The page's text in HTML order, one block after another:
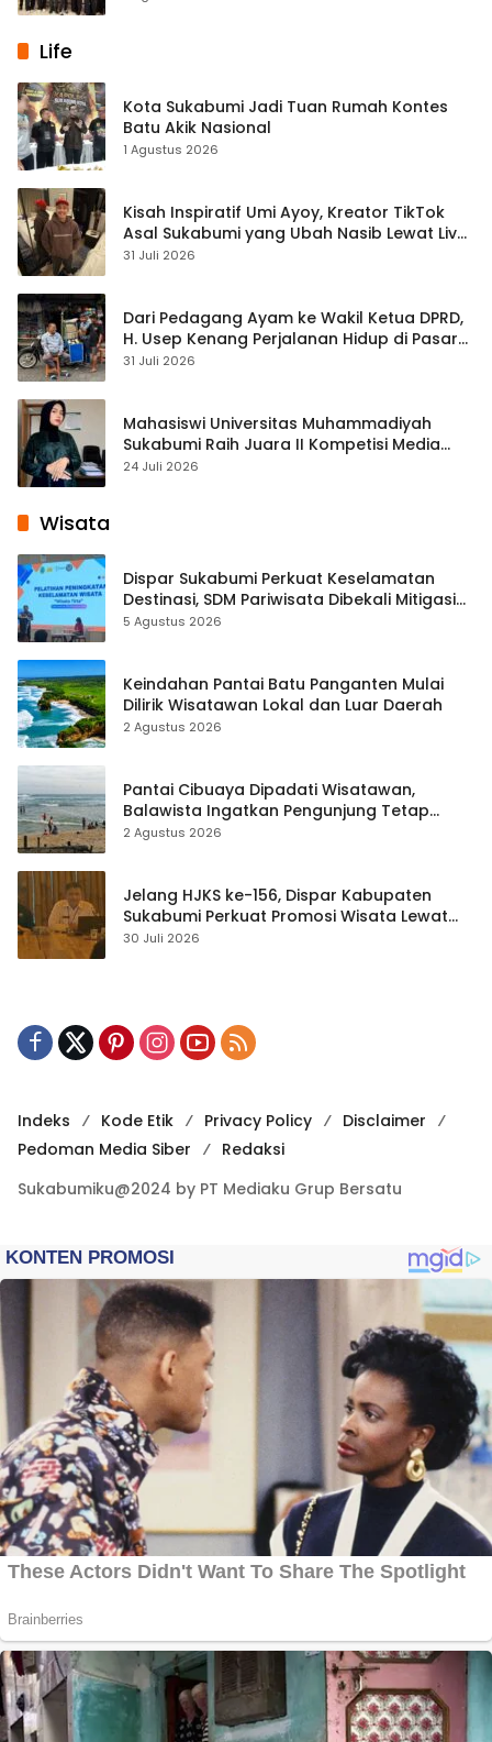
Life
Kota Sukabumi Jadi Tuan Rumah Kontes
Batu Akik Nasional
1 Agustus 2026
Kisah Inspiratif Umi Ayoy, Kreator TikTok
Asal Sukabumi yang Ubah Nasib Lewat Live
Streaming
31 Juli 2026
Dari Pedagang Ayam ke Wakil Ketua DPRD,
H. Usep Kenang Perjalanan Hidup di Pasar
Cisaat
31 Juli 2026
Mahasiswi Universitas Muhammadiyah
Sukabumi Raih Juara II Kompetisi Media
Pembelajaran Digital Tingkat Internasional
24 Juli 2026
Wisata
Dispar Sukabumi Perkuat Keselamatan
Destinasi, SDM Pariwisata Dibekali Mitigasi
hingga Teknik Evakuasi
5 Agustus 2026
Keindahan Pantai Batu Panganten Mulai
Dilirik Wisatawan Lokal dan Luar Daerah
2 Agustus 2026
Pantai Cibuaya Dipadati Wisatawan,
Balawista Ingatkan Pengunjung Tetap
Waspada
2 Agustus 2026
Jelang HJKS ke-156, Dispar Kabupaten
Sukabumi Perkuat Promosi Wisata Lewat
Publikasi Digital
30 Juli 2026
Indeks Kode Etik Privacy Policy
Disclaimer
Pedoman Media Siber
Redaksi
Sukabumiku@2024 by PT Mediaku Grup Bersatu